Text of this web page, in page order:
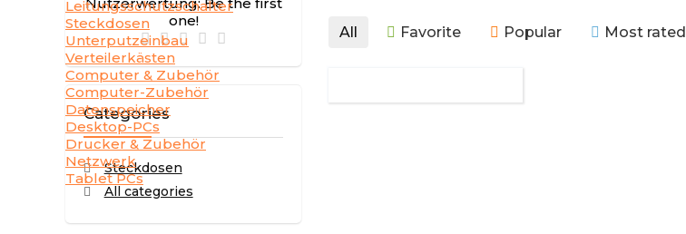
Leitungsschutzschalter
Steckdosen
Unterputzeinbau
Verteilerkästen
Computer & Zubehör
Computer-Zubehör
Datenspeicher
Desktop-PCs
Drucker & Zubehör
Netzwerk
Tablet PCs
one!
Categories
Steckdosen
All categories
All Favorite Popular Most rated